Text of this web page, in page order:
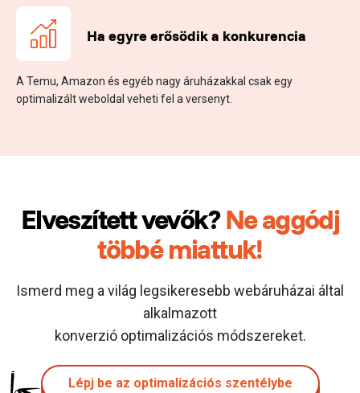
Ha egyre erősödika konkurencia
A Temu, Amazon és egyéb nagy áruházakkal csak egy
optimalizált weboldal veheti fel a versenyt.
Elveszített vevők?Ne aggódj
többé miattuk!
Ismerd meg a világ legsikeresebb webáruházai által
alkalmazott
konverzió optimalizációs módszereket.
Lépj be az optimalizációs szentélybe